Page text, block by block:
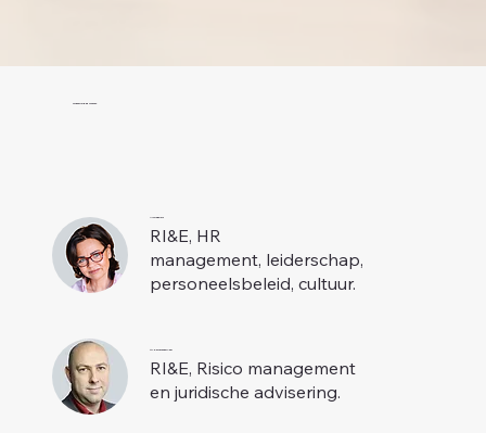
Onze RI&E adviseurs
Nicole Ehlers
RI&E, HR
management, leiderschap,
personeelsbeleid, cultuur.
Mr. David van der Veer
RI&E, Risico management
en juridische advisering.